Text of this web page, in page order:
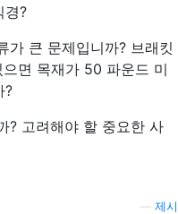
경?
가 큰 문제입니까? 브래킷
면 목재가 50 파운드 미
?
? 고려해야 할 중요한 사
제시